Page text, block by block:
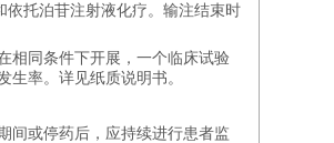
托泊苷注射液化疗。输注结束时
相同条件下开展，一个临床试验
率。详见纸质说明书。
间或停药后，应持续进行患者监